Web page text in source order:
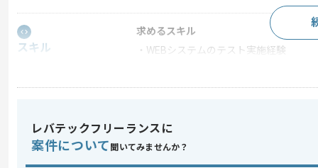
スキル
求めるスキル
・WEBシステムのテスト実施経験
スキルに不安がある方へ
上記に似た経験やスキルをお持ちであれば申
レバテックフリーランスに
案件について 聞いてみませんか？